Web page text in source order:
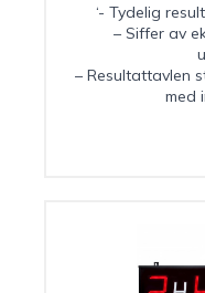
‘- Tydelig
– Siffer av
– Resultattavlen
med